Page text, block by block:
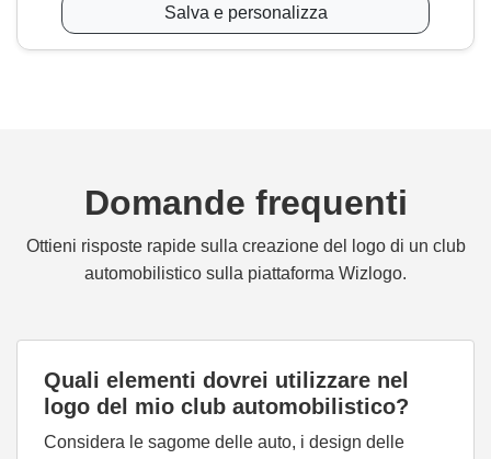
Salva e personalizza
Domande frequenti
Ottieni risposte rapide sulla creazione del logo di un club
automobilistico sulla piattaforma Wizlogo.
Quali elementi dovrei utilizzare nel
logo del mio club automobilistico?
Considera le sagome delle auto, i design delle